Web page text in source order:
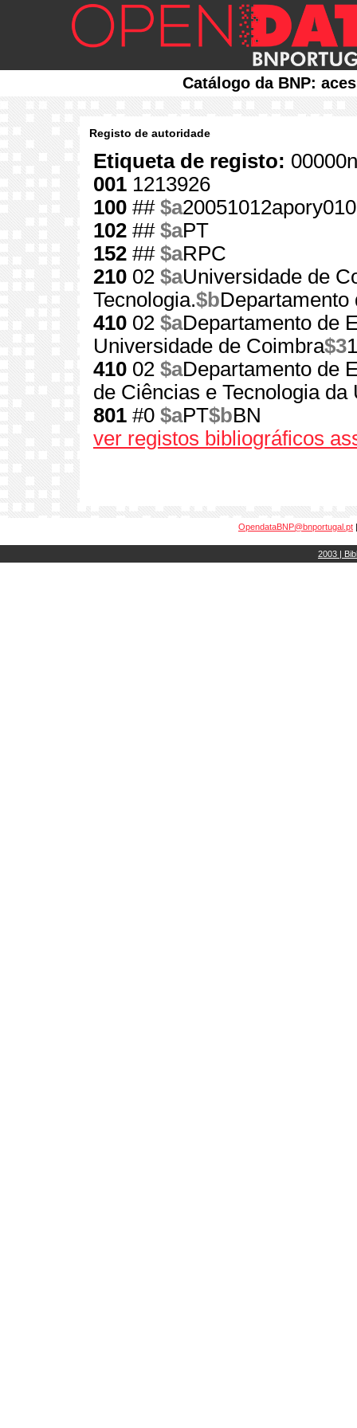
Catálogo da BNP:
Registo de autoridade
Etiqueta de registo:
001 1213926
100 ## $a
102 ## $aPT
152 ## $aRPC
210 02 $aUniversidade de
Tecnologia.$bDepartamento
410 02 $aDepartamento de
Universidade de Coimbra$3
410 02 $aDepartamento de
de Ciências e Tecnologia
801 #0 $aPT$bBN
ver registos bibliográficos
OpendataBNP@bnportugal.pt
2003 |